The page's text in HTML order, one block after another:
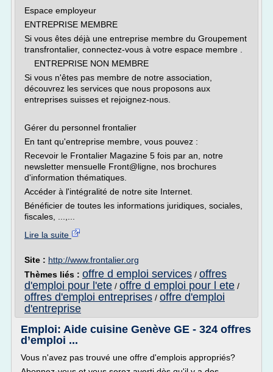
Espace employeur
ENTREPRISE MEMBRE
Si vous êtes déjà une entreprise membre du Groupement
transfrontalier, connectez-vous à votre espace membre .
ENTREPRISE NON MEMBRE
Si vous n'êtes pas membre de notre association,
découvrez les services que nous proposons aux
entreprises suisses et rejoignez-nous.
Gérer du personnel frontalier
En tant qu'entreprise membre, vous pouvez :
Recevoir le Frontalier Magazine 5 fois par an, notre
newsletter mensuelle Front@ligne, nos brochures
d'information thématiques.
Accéder à l'intégralité de notre site Internet.
Bénéficier de toutes les informations juridiques, sociales,
fiscales, ...,...
Lire la suite
Site : http://www.frontalier.org
Thèmes liés : offre d emploi services / offres
d'emploi pour l'ete / offre d emploi pour l ete /
offres d'emploi entreprises / offre d'emploi
d'entreprise
Emploi: Aide cuisine Genève GE - 324 offres
d’emploi ...
Vous n'avez pas trouvé une offre d'emplois appropriés?